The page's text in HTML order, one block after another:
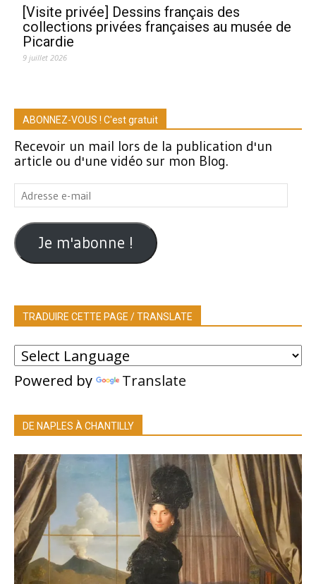
[Visite privée] Dessins français des
collections privées françaises au musée de
Picardie
9 juillet 2026
ABONNEZ-VOUS ! C'est gratuit
Recevoir un mail lors de la publication d'un
article ou d'une vidéo sur mon Blog.
Adresse
e-
mail
Je m'abonne !
TRADUIRE CETTE PAGE / TRANSLATE
Powered by Translate
DE NAPLES À CHANTILLY